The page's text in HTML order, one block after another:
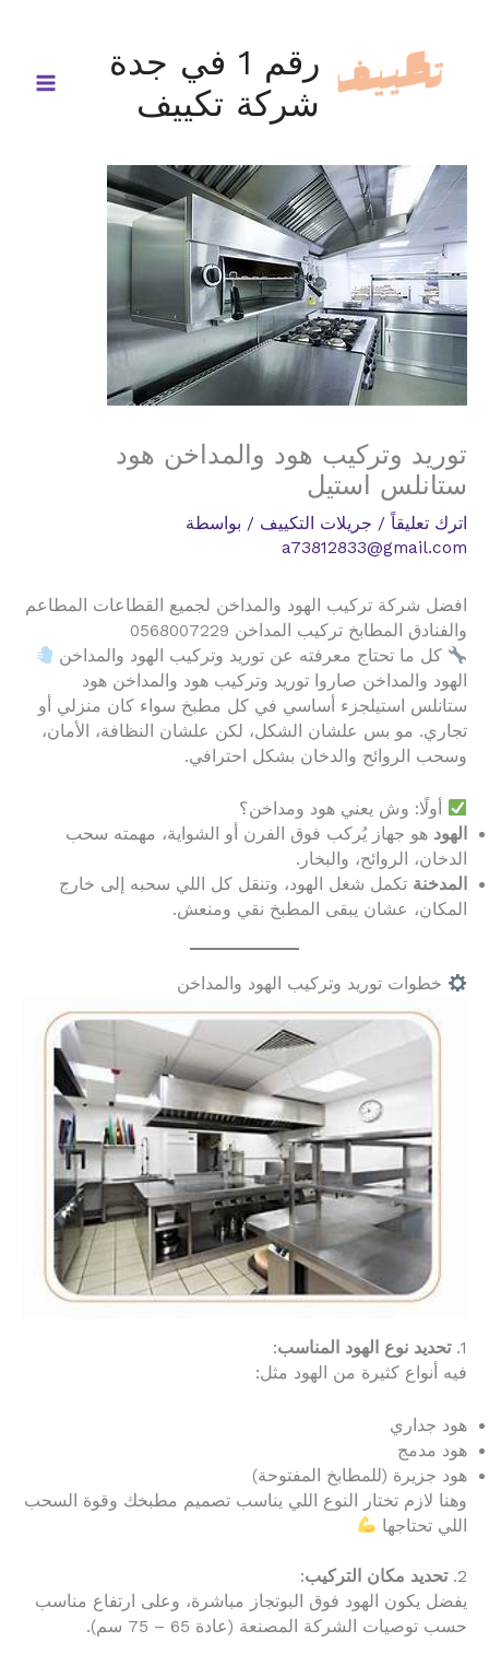
المحتوى
رقم 1 في جدة
شركة تكييف
توريد وتركيب هود والمداخن هود
ستانلس استيل
اترك تعليقاً / جريلات التكييف / بواسطة
a73812833@gmail.com
افضل شركة تركيب الهود والمداخن لجميع القطاعات المطاعم
والفنادق المطابخ تركيب المداخن 0568007229
كل ما تحتاج معرفته عن توريد وتركيب الهود والمداخن
الهود والمداخن صاروا توريد وتركيب هود والمداخن هود
ستانلس استيلجزء أساسي في كل مطبخ سواء كان منزلي أو
تجاري. مو بس علشان الشكل، لكن علشان النظافة، الأمان،
وسحب الروائح والدخان بشكل احترافي.
أولًا: وش يعني هود ومداخن؟
الهود هو جهاز يُركب فوق الفرن أو الشواية، مهمته سحب
الدخان، الروائح، والبخار.
المدخنة تكمل شغل الهود، وتنقل كل اللي سحبه إلى خارج
المكان، عشان يبقى المطبخ نقي ومنعش.
خطوات توريد وتركيب الهود والمداخن
1. تحديد نوع الهود المناسب:
فيه أنواع كثيرة من الهود مثل:
هود جداري
هود مدمج
هود جزيرة (للمطابخ المفتوحة)
وهنا لازم تختار النوع اللي يناسب تصميم مطبخك وقوة السحب
اللي تحتاجها
2. تحديد مكان التركيب:
يفضل يكون الهود فوق البوتجاز مباشرة، وعلى ارتفاع مناسب
حسب توصيات الشركة المصنعة (عادة 65 – 75 سم).